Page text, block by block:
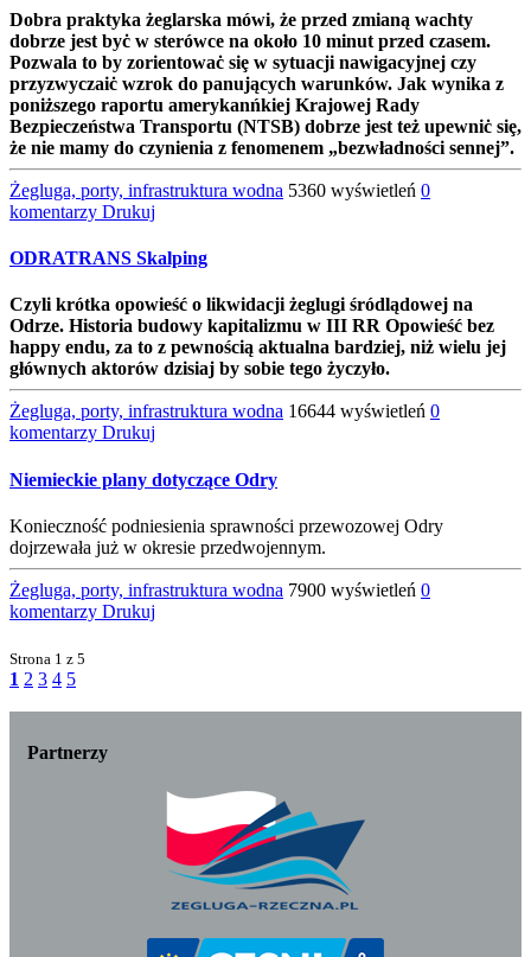
Dobra praktyka żeglarska mówi, że przed zmianą wachty
dobrze jest byċ w sterówce na około 10 minut przed czasem.
Pozwala to by zorientowaċ siȩ w sytuacji nawigacyjnej czy
przyzwyczaiċ wzrok do panujących warunków. Jak wynika z
poniższego raportu amerykanńkiej Krajowej Rady
Bezpieczeństwa Transportu (NTSB) dobrze jest też upewniċ siȩ,
że nie mamy do czynienia z fenomenem „bezwładności sennej”.
Żegluga, porty, infrastruktura wodna 5360 wyświetleń 0
komentarzy Drukuj
ODRATRANS Skalping
Czyli krótka opowieść o likwidacji żeglugi śródlądowej na
Odrze. Historia budowy kapitalizmu w III RR Opowieść bez
happy endu, za to z pewnością aktualna bardziej, niż wielu jej
głównych aktorów dzisiaj by sobie tego życzyło.
Żegluga, porty, infrastruktura wodna 16644 wyświetleń 0
komentarzy Drukuj
Niemieckie plany dotyczące Odry
Konieczność podniesienia sprawności przewozowej Odry
dojrzewała już w okresie przedwojennym.
Żegluga, porty, infrastruktura wodna 7900 wyświetleń 0
komentarzy Drukuj
Strona 1 z 5
1 2 3 4 5
Partnerzy